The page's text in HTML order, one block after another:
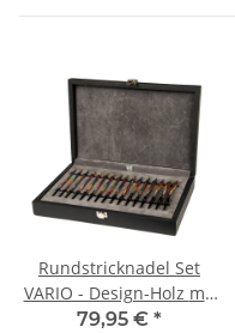
Rundstricknadel Set
VARIO - Design-Holz mit
austauschbaren
79,95 € *